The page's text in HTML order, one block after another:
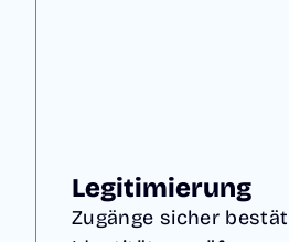
Legitimierung
Zugänge sicher